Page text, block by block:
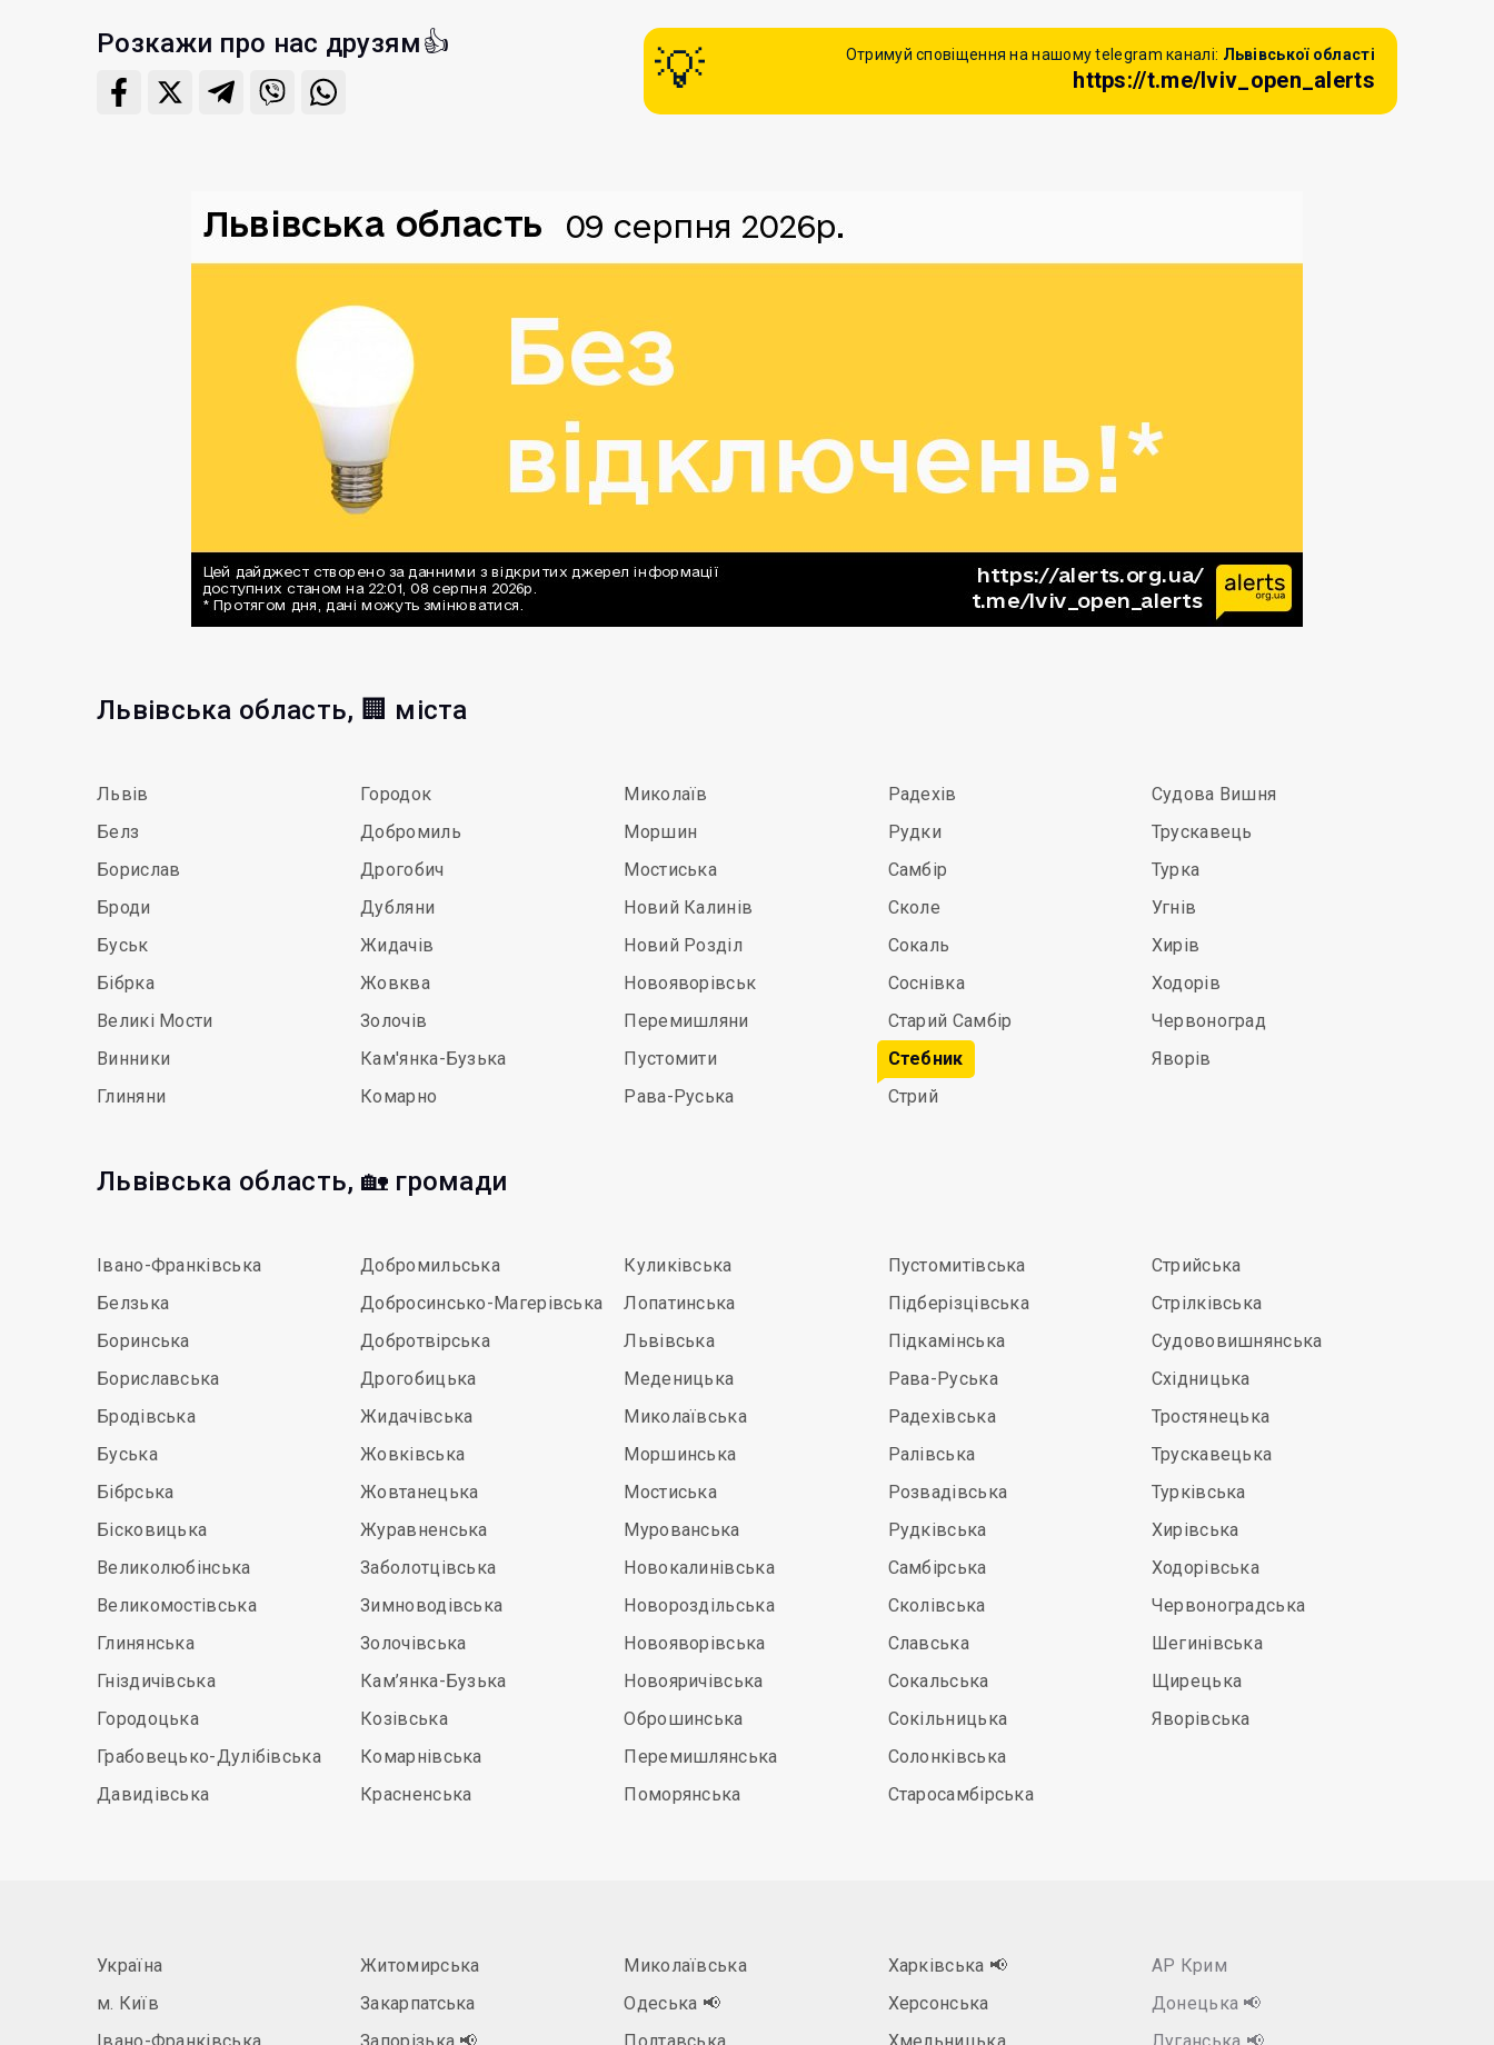
Розкажи про нас друзям👍 Отримуй сповіщення на нашому telegram каналі: Львівської області
https://t.me/lviv_open_alerts
Львівська область, 🏢 міста
Львів
Белз
Борислав
Броди
Буськ
Бібрка
Великі Мости
Винники
Глиняни
Городок
Добромиль
Дрогобич
Дубляни
Жидачів
Жовква
Золочів
Кам'янка-Бузька
Комарно
Миколаїв
Моршин
Мостиська
Новий Калинів
Новий Розділ
Новояворівськ
Перемишляни
Пустомити
Рава-Руська
Радехів
Рудки
Самбір
Сколе
Сокаль
Соснівка
Старий Самбір
Стебник
Стрий
Судова Вишня
Трускавець
Турка
Угнів
Хирів
Ходорів
Червоноград
Яворів
Львівська область, 🏡 громади
Івано-Франківська
Белзька
Боринська
Бориславська
Бродівська
Буська
Бібрська
Бісковицька
Великолюбінська
Великомостівська
Глинянська
Гніздичівська
Городоцька
Грабовецько-Дулібівська
Давидівська
Добромильська
Добросинсько-Магерівська
Добротвірська
Дрогобицька
Жидачівська
Жовківська
Жовтанецька
Журавненська
Заболотцівська
Зимноводівська
Золочівська
Кам’янка-Бузька
Козівська
Комарнівська
Красненська
Куликівська
Лопатинська
Львівська
Меденицька
Миколаївська
Моршинська
Мостиська
Мурованська
Новокалинівська
Новороздільська
Новояворівська
Новояричівська
Оброшинська
Перемишлянська
Поморянська
Пустомитівська
Підберізцівська
Підкамінська
Рава-Руська
Радехівська
Ралівська
Розвадівська
Рудківська
Самбірська
Сколівська
Славська
Сокальська
Сокільницька
Солонківська
Старосамбірська
Стрийська
Стрілківська
Судововишнянська
Східницька
Тростянецька
Трускавецька
Турківська
Хирівська
Ходорівська
Червоноградська
Шегинівська
Щирецька
Яворівська
Україна
м. Київ
Житомирська
Закарпатська
Миколаївська
Одеська 📢
Харківська 📢
Херсонська
АР Крим
Донецька 📢